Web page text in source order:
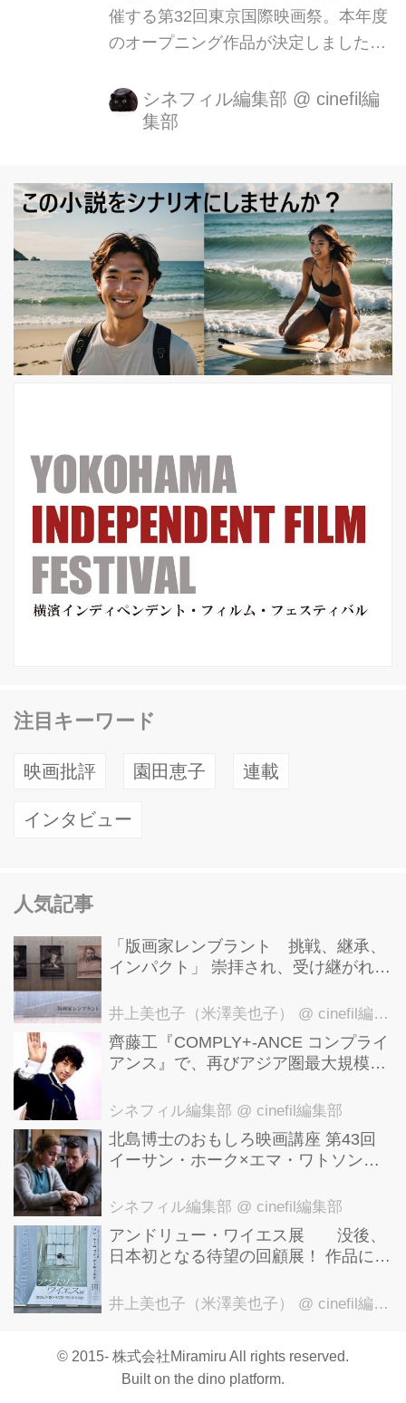
催する第32回東京国際映画祭。本年度
のオープニング作品が決定しました。
となる『男はつらいよお帰り寅さ
ん』。第一作目の公開から今年で50年
京国際映画祭の開幕を飾ることが決定
致しました。「一人の俳優が演じた最
も長い映画シリーズ」としてギネス世
界記録を今も保持している、まさに日
本が世界に誇る映画シリーズ。1997年
の『男はつらいよ寅次郎ハイビスカス
の花特別篇』以来、本作が実に22年ぶ
シネフィル編集部 @ cinefil編
集部
注目キーワード
映画批評 園田恵子 連載
インタビュー
人気記事
「版画家レンブラント 挑戦、継承、
インパクト」 崇拝され、受け継がれ、
洋美術館にて9月23日まで開催中！
井上美也子（米澤美也子） @ cinefil編集部
齊藤工『COMPLY+-ANCE コンプライ
アンス』で、再びアジア圏最大規模の
ナショナル・パノラマ部門"に正式招
シネフィル編集部 @ cinefil編集部
北島博士のおもしろ映画講座 第43回
イーサン・ホーク×エマ・ワトソン。
基づく衝撃のサスペンス『リグレッシ
シネフィル編集部 @ cinefil編集部
アンドリュー・ワイエス展 没後、
日本初となる待望の回顧展！ 作品に描
界を描く 豊田市美術館にて7月18日か
井上美也子（米澤美也子） @ cinefil編集部
© 2015- 株式会社Miramiru All rights reserved.
Built on the dino platform.